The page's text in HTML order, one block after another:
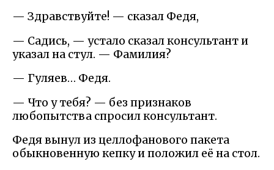
— Здравствуйте! — сказал Федя,
— Садись, — устало сказал консультант и
указал на стул. — Фамилия?
— Гуляев… Федя.
— Что у тебя? — без признаков
любопытства спросил консультант.
Федя вынул из целлофанового пакета
обыкновенную кепку и положил её на стол.